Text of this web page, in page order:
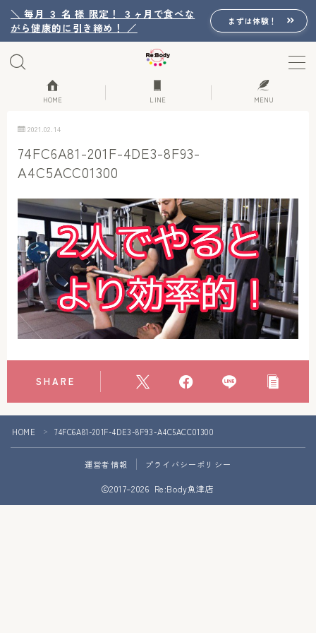
＼ 毎月 ３ 名 様 限定！ ３ヶ月で食べな
がら健康的に引き締め！ ／
まずは体験！
MENU
Re:Bodyの想い
初回体験詳細
Re:Bodyのメニュー
記事カテゴリー一覧
プロフィール
アクセス
お問い合わせ
HOME LINE MENU
2021.02.14
74FC6A81-201F-4DE3-8F93-
A4C5ACC01300
SHARE
HOME ＞ 74FC6A81-201F-4DE3-8F93-A4C5ACC01300
運営者情報 プライバシーポリシー
2017–2026 Re:Body魚津店